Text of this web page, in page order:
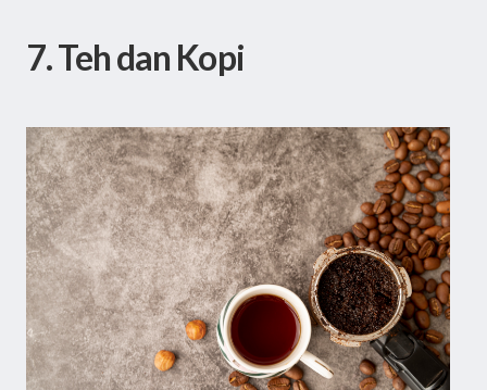
7. Teh dan Kopi